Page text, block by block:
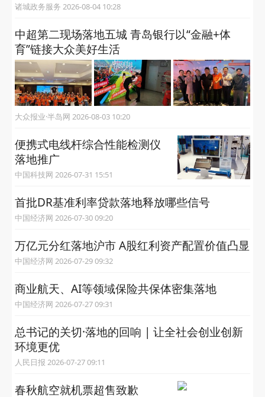
诸城政务服务 2026-08-04 10:28
中超第二现场落地五城 青岛银行以“金融+体
育”链接大众美好生活
大众报业·半岛网 2026-08-03 10:20
便携式电线杆综合性能检测仪
落地推广
中国科技网 2026-07-31 15:51
首批DR基准利率贷款落地释放哪些信号
中国经济网 2026-07-30 09:20
万亿元分红落地沪市 A股红利资产配置价值凸显
中国经济网 2026-07-29 09:32
商业航天、AI等领域保险共保体密集落地
中国经济网 2026-07-27 09:31
总书记的关切·落地的回响 | 让全社会创业创新
环境更优
人民日报 2026-07-27 09:11
春秋航空就机票超售致歉